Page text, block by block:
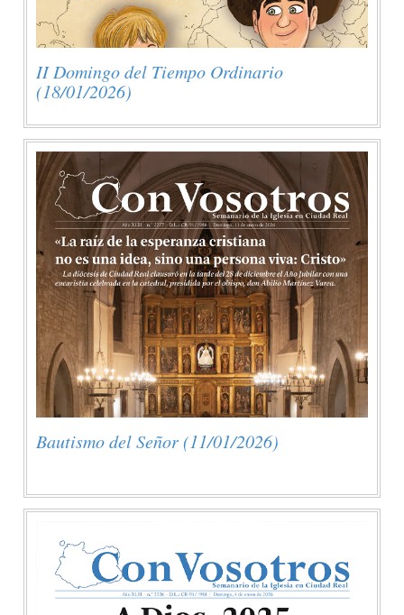
II Domingo del Tiempo Ordinario
(18/01/2026)
Bautismo del Señor (11/01/2026)